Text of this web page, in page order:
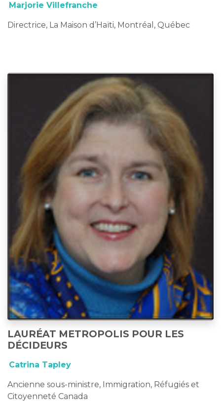
Marjorie Villefranche
Directrice, La Maison d’Haïti, Montréal, Québec
LAURÉAT METROPOLIS POUR LES
DÉCIDEURS
Catrina Tapley
Ancienne sous-ministre, Immigration, Réfugiés et
Citoyenneté Canada